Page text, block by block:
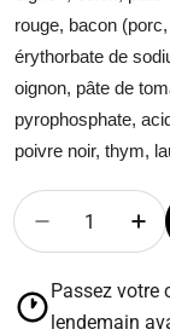
rouge, bacon
érythorbate de
oignon, pâte de
pyrophosphate,
poivre noir, thym,
Quantité
Diminuer la
Passez votre
lendemain